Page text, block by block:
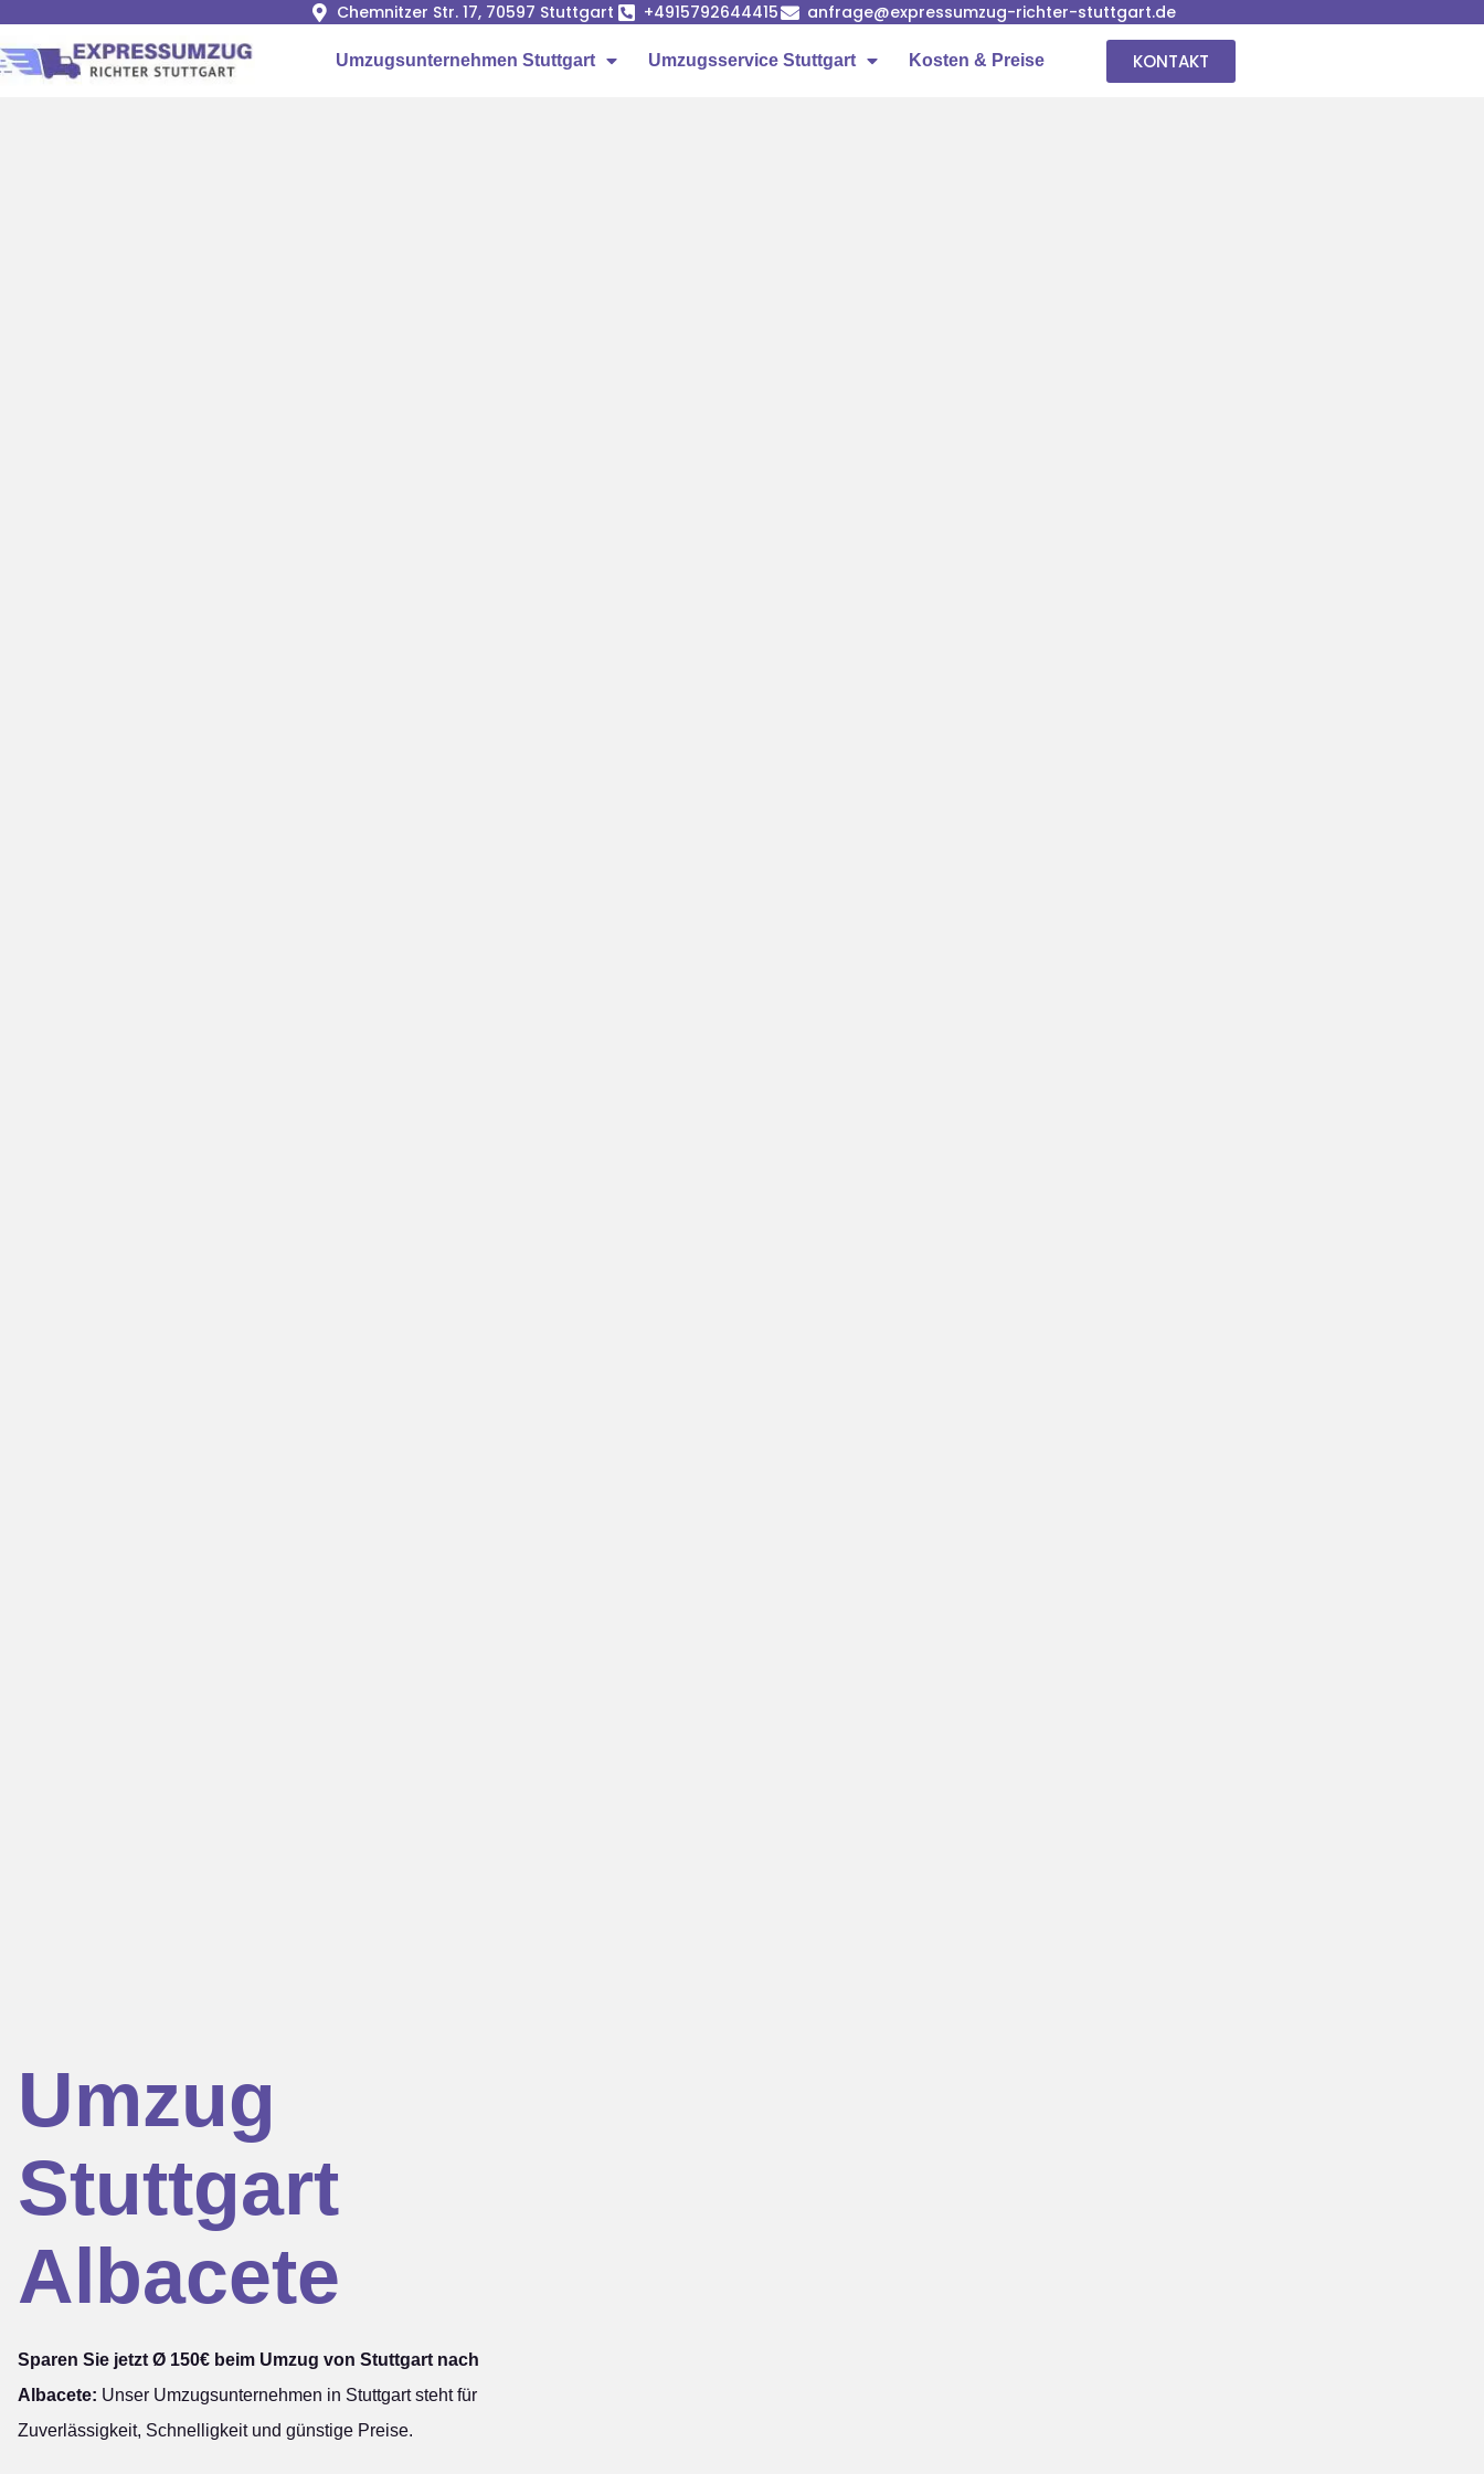
Chemnitzer Str. 17, 70597 Stuttgart +4915792644415 anfrage@expressumzug-richter-stuttgart.de
Umzugsunternehmen Stuttgart Umzugsservice Stuttgart Kosten & Preise KONTAKT
Umzug
Stuttgart
Albacete
Sparen Sie jetzt Ø 150€ beim Umzug von Stuttgart nach
Albacete: Unser Umzugsunternehmen in Stuttgart steht für
Zuverlässigkeit, Schnelligkeit und günstige Preise.